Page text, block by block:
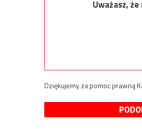
Uważasz,
Dziękujemy za pomoc prawną